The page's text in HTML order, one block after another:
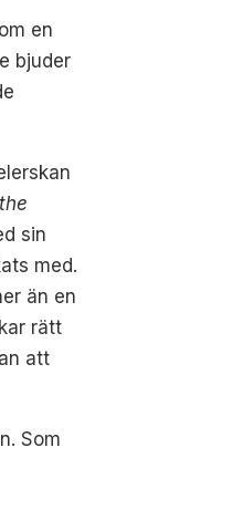
en
bjuder
sin
med.
än en
rätt
att
Som